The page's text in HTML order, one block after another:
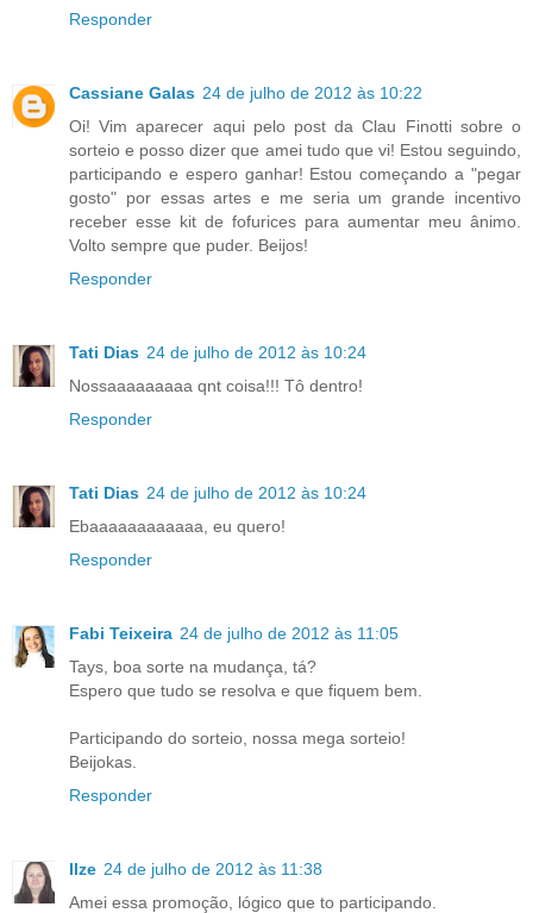
Responder
Cassiane Galas 24 de julho de 2012 às 10:22
Oi! Vim aparecer aqui pelo post da Clau Finotti sobre o
sorteio e posso dizer que amei tudo que vi! Estou seguindo,
participando e espero ganhar! Estou começando a "pegar
gosto" por essas artes e me seria um grande incentivo
receber esse kit de fofurices para aumentar meu ânimo.
Volto sempre que puder. Beijos!
Responder
Tati Dias 24 de julho de 2012 às 10:24
Nossaaaaaaaaa qnt coisa!!! Tô dentro!
Responder
Tati Dias 24 de julho de 2012 às 10:24
Ebaaaaaaaaaaaa, eu quero!
Responder
Fabi Teixeira 24 de julho de 2012 às 11:05
Tays, boa sorte na mudança, tá?
Espero que tudo se resolva e que fiquem bem.
Participando do sorteio, nossa mega sorteio!
Beijokas.
Responder
Ilze 24 de julho de 2012 às 11:38
Amei essa promoção, lógico que to participando.